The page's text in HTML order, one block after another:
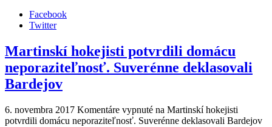
Facebook
Twitter
Martinskí hokejisti potvrdili domácu
neporaziteľnosť. Suverénne deklasovali
Bardejov
6. novembra 2017 Komentáre vypnuté na Martinskí hokejisti
potvrdili domácu neporaziteľnosť. Suverénne deklasovali Bardejov